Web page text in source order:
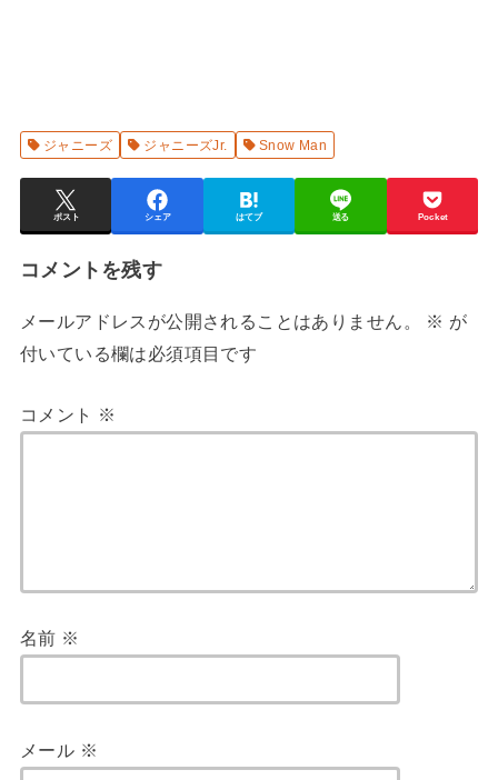
ジャニーズ ジャニーズJr. Snow Man
ポスト シェア はてブ 送る Pocket
コメントを残す
メールアドレスが公開されることはありません。 ※ が
付いている欄は必須項目です
コメント ※
名前 ※
メール ※